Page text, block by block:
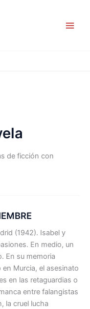
de ficción con
(1942). Isabel y
En medio, un
En su memoria
Murcia, el asesinato
en las retaguardias o
entre falangistas
la cruel lucha